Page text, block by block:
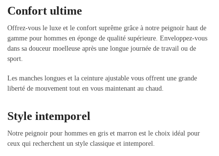
Confort ultime
Offrez-vous le luxe et le confort suprême grâce à notre peignoir haut de
gamme pour hommes en éponge de qualité supérieure. Enveloppez-vous
dans sa douceur moelleuse après une longue journée de travail ou de
sport.
Les manches longues et la ceinture ajustable vous offrent une grande
liberté de mouvement tout en vous maintenant au chaud.
Style intemporel
Notre peignoir pour hommes en gris et marron est le choix idéal pour
ceux qui recherchent un style classique et intemporel.